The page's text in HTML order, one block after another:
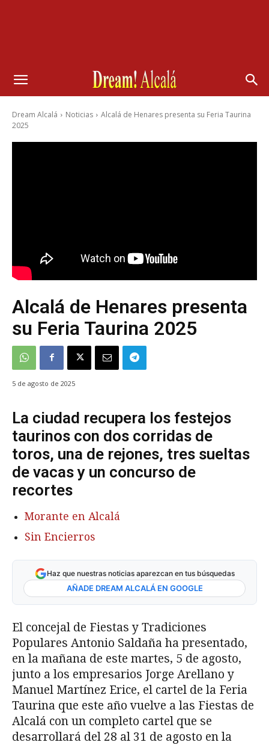
Dream Alcalá Noticias
Alcalá de Henares presenta su Feria Taurina
2025
Alcalá de Henares presenta
su Feria Taurina 2025
5 de agosto de 2025
La ciudad recupera los festejos
taurinos con dos corridas de
toros, una de rejones, tres sueltas
de vacas y un concurso de
recortes
Morante en Alcalá
Sin Encierros
Haz que nuestras noticias aparezcan en tus búsquedas
AÑADE DREAM ALCALÁ EN GOOGLE
El concejal de Fiestas y Tradiciones
Populares Antonio Saldaña ha presentado,
en la mañana de este martes, 5 de agosto,
junto a los empresarios Jorge Arellano y
Manuel Martínez Erice, el cartel de la Feria
Taurina que este año vuelve a las Fiestas de
Alcalá con un completo cartel que se
desarrollará del 28 al 31 de agosto en la